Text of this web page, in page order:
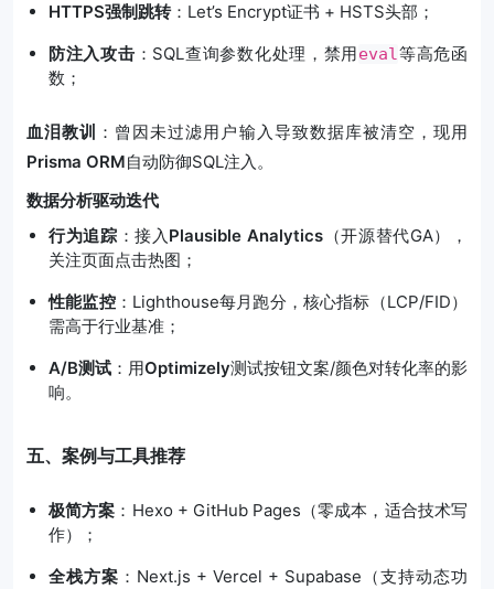
HTTPS强制跳转：Let’s Encrypt证书 + HSTS头部；
防注入攻击 ：SQL查询参数化处理，禁用eval等高危函
数；
血泪教训 ：曾因未过滤用户输入导致数据库被清空，现用
Prisma ORM自动防御SQL注入。
数据分析驱动迭代
行为追踪 ：接入Plausible Analytics （开源替代GA），
关注页面点击热图；
性能监控：Lighthouse每月跑分，核心指标（LCP/FID）
需高于行业基准；
A/B测试 ：用Optimizely测试按钮文案/颜色对转化率的影
响。
五、案例与工具推荐
极简方案 ：Hexo + GitHub Pages（零成本，适合技术写
作）；
全栈方案 ：Next.js + Vercel + Supabase（支持动态功